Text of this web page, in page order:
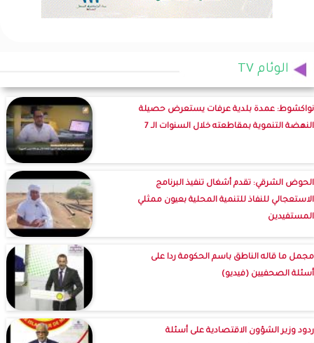
الوئام TV
نواكشوط: عمدة بلدية عرفات يستعرض حصيلة
النهضة التنموية بمقاطعته خلال السنوات الـ 7
الحوض الشرقي: تقدم أشغال تنفيذ البرنامج
الاستعجالي للنفاذ للتنمية المحلية بعيون ممثلي
المستفيدين
مجمل ما قاله الناطق باسم الحكومة ردا على
أسئلة الصحفيين (فيديو)
ردود وزير الشؤون الاقتصادية على أسئلة